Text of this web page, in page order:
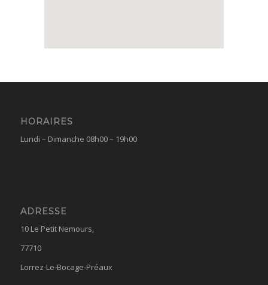
HORAIRES
Lundi – Dimanche 08h00 – 19h00
ADRESSE
10 Le Petit Nemours,
77710
Lorrez-Le-Bocage-Préaux